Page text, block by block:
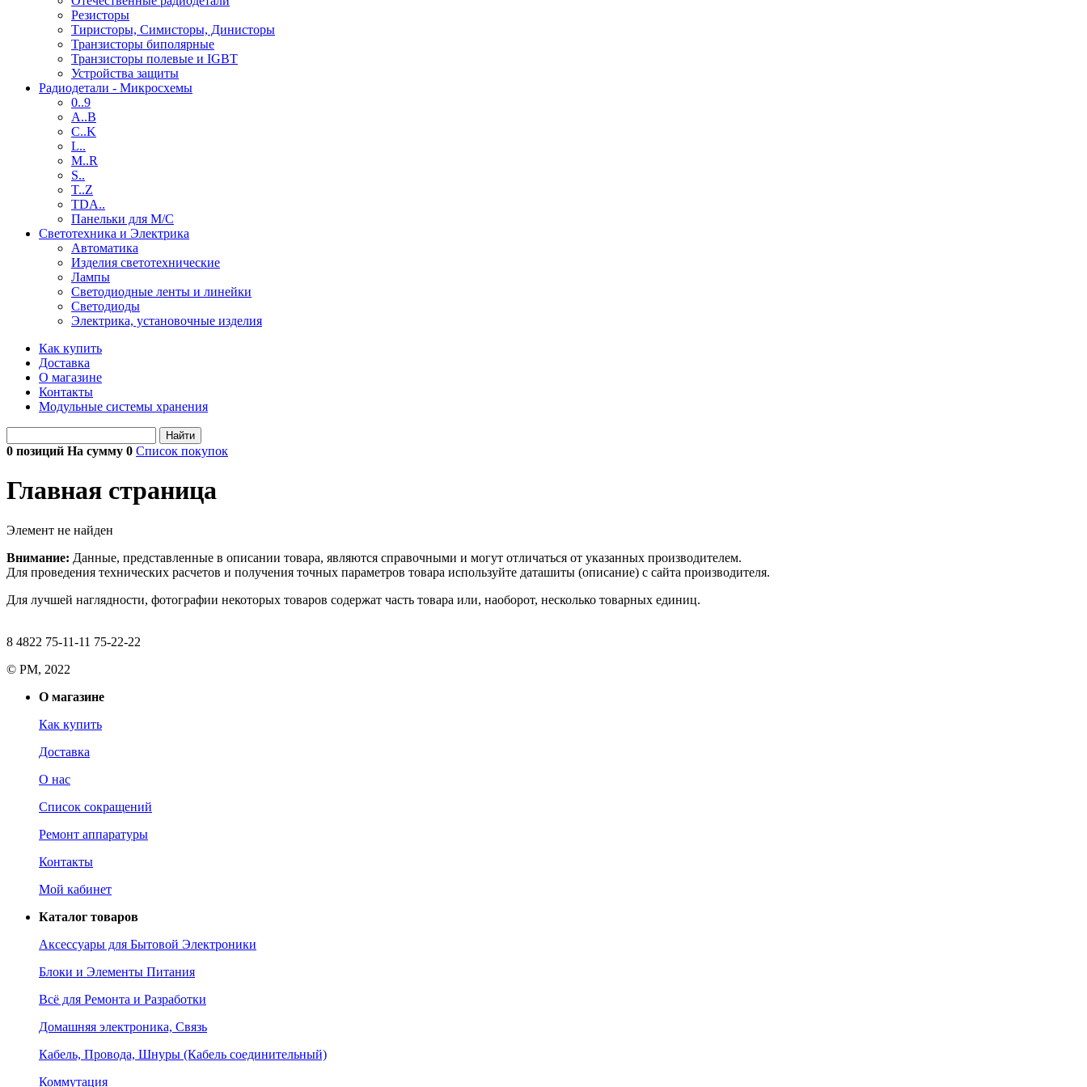
Резисторы
Тиристоры, Симисторы, Динисторы
Транзисторы биполярные
Транзисторы полевые и IGBT
Устройства защиты
Радиодетали - Микросхемы
0..9
A..B
C..K
L..
M..R
S..
T..Z
TDA..
Панельки для М/С
Светотехника и Электрика
Автоматика
Изделия светотехнические
Лампы
Светодиодные ленты и линейки
Светодиоды
Электрика, установочные изделия
Как купить
Доставка
О магазине
Контакты
Модульные системы хранения
Найти
0 позиций На сумму 0 Список покупок
Главная страница
Элемент не найден
Внимание: Данные, представленные в описании товара, являются справочными и могут отличаться от указанных производителем.
Для проведения технических расчетов и получения точных параметров товара используйте даташиты (описание) с сайта производителя.
Для лучшей наглядности, фотографии некоторых товаров содержат часть товара или, наоборот, несколько товарных единиц.
8 4822 75-11-11 75-22-22
© РМ, 2022
О магазине
Как купить
Доставка
О нас
Список сокращений
Ремонт аппаратуры
Контакты
Мой кабинет
Каталог товаров
Аксессуары для Бытовой Электроники
Блоки и Элементы Питания
Всё для Ремонта и Разработки
Домашняя электроника, Связь
Кабель, Провода, Шнуры (Кабель соединительный)
Коммутация